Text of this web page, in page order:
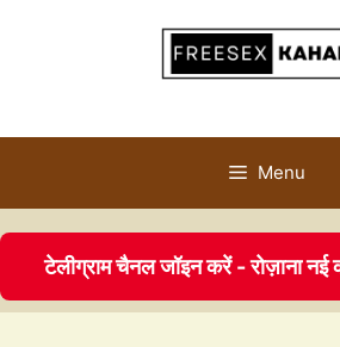
Menu
टेलीग्राम चैनल जॉइन करें - रोज़ाना